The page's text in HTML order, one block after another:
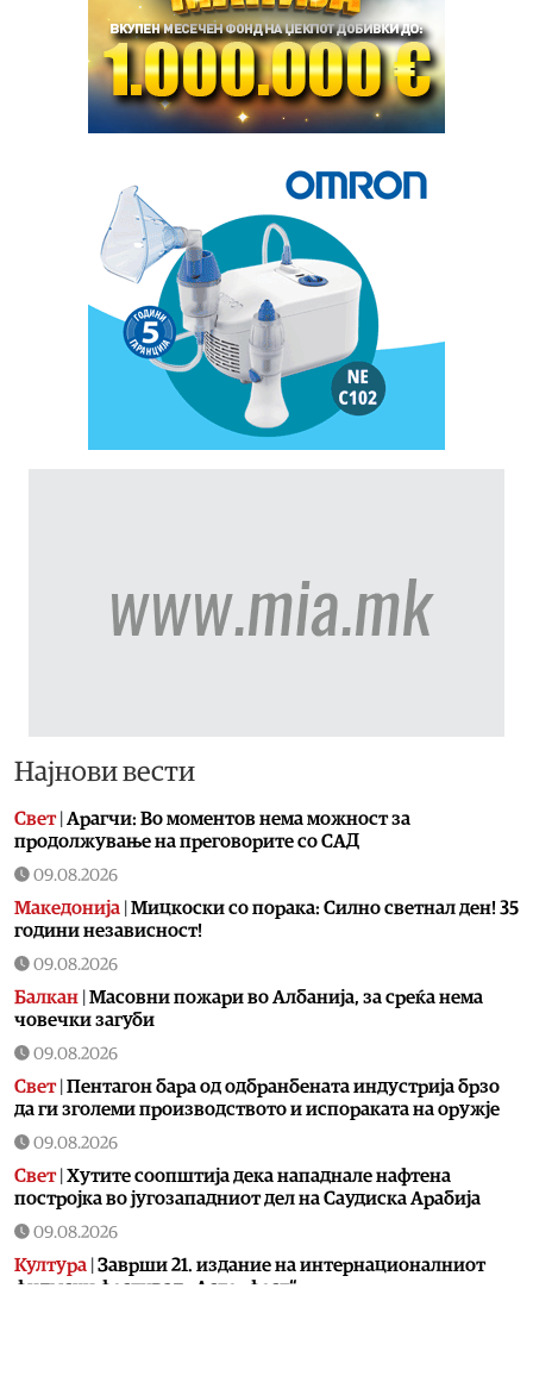
Најнови вести
Свет| Арагчи: Во моментов нема можност за
продолжување на преговорите со САД
09.08.2026
Македонија Мицкоски со порака: Силно светнал ден! 35
години независност!
09.08.2026
Балкан Масовни пожари во Албанија, за среќа нема
човечки загуби
09.08.2026
Свет| Пентагон бара од одбранбената индустрија брзо
да ги зголеми производството и испораката на оружје
09.08.2026
Свет| Хутите соопштија дека нападнале нафтена
постројка во југозападниот дел на Саудиска Арабија
09.08.2026
Култура Заврши 21. издание на интернационалниот
филмски фестивал „Астерфест“